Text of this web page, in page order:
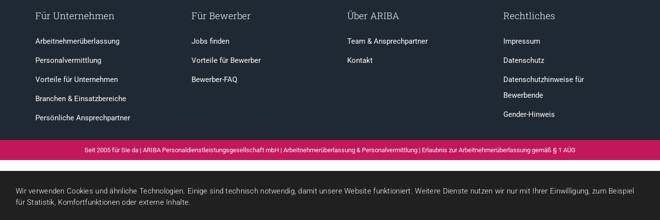
Für Unternehmen
Arbeitnehmerüberlassung
Personalvermittlung
Vorteile für Unternehmen
Branchen & Einsatzbereiche
Persönliche Ansprechpartner
Für Bewerber
Jobs finden
Vorteile für Bewerber
Bewerber-FAQ
Über ARIBA
Team & Ansprechpartner
Kontakt
Rechtliches
Impressum
Datenschutz
Datenschutzhinweise für
Bewerbende
Gender-Hinweis
Seit 2005 für Sie da | ARIBA Personaldienstleistungsgesellschaft mbH | Arbeitnehmerüberlassung & Personalvermittlung | Erlaubnis zur Arbeitnehmerüberlassung gemäß § 1 AÜG
Wir verwenden Cookies und ähnliche Technologien. Einige sind technisch notwendig, damit unsere Website funktioniert. Weitere Dienste nutzen wir nur mit Ihrer Einwilligung, zum Beispiel
für Statistik, Komfortfunktionen oder externe Inhalte.